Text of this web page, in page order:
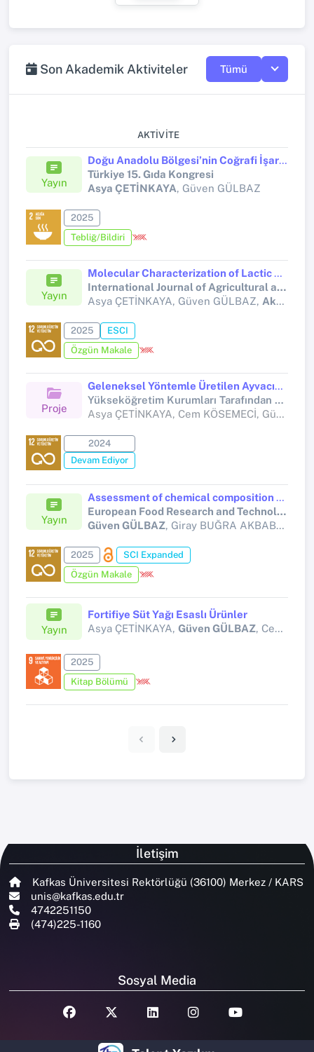
Son Akademik Aktiviteler Tümü
AKTIVITE
Yayın
Doğu Anadolu Bölgesi’nin Coğrafi İşaretli Peynirleri
Türkiye 15. Gıda Kongresi
Asya ÇETİNKAYA, Güven GÜLBAZ
2025
Tebliğ/Bildiri
Yayın
Molecular Characterization of Lactic Acid Bacteria in Çakmak Cheese, Kashar Cheese and Gruyere Cheese Produced by Traditional Methods in Kars Province and Their Application as Starter Culture
International Journal of Agricultural and Statistical Sciences
Asya ÇETİNKAYA, Güven GÜLBAZ, Aksem AKSOY
2025
ESCI
Özgün Makale
Proje
Geleneksel Yöntemle Üretilen Ayvacık Tepme Peyniri'nin Karekteristik Özelliklerinin Belirlenmesi
Yükseköğretim Kurumları Tarafından Destekli Bilimsel Araştırma Projesi
Asya ÇETİNKAYA, Cem KÖSEMECİ, Güven GÜLBAZ
2024
Devam Ediyor
Yayın
Assessment of chemical composition and in vitro and in silico anticarcinogenic activity of bee bread samples from Eastern Anatolia (Kars)
European Food Research and Technology
Güven GÜLBAZ, Giray BUĞRA AKBABA, Füreya ELİF ÖZTÜRKKAN
2025
SCI Expanded
Özgün Makale
Yayın
Fortifiye Süt Yağı Esaslı Ürünler
Asya ÇETİNKAYA, Güven GÜLBAZ, Cem KÖSEMECİ
2025
Kitap Bölümü
İletişim
Kafkas Üniversitesi Rektörlüğü (36100) Merkez / KARS
unis@kafkas.edu.tr
4742251150
(474)225-1160
Sosyal Media